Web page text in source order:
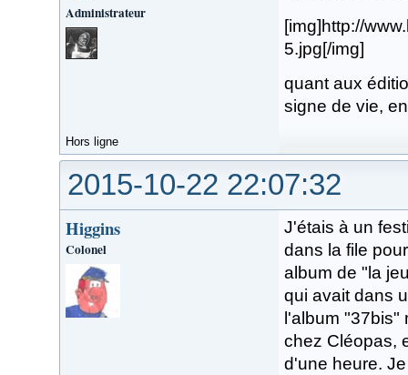
Administrateur
[img]http://
5.jpg[/img]
quant aux
signe de vie,
Hors ligne
2015-10-22 22:07:32
Higgins
Colonel
J'étais à un
dans la file
album de "la
qui avait dans
l'album "37bis"
chez Cléopas,
d'une heure.